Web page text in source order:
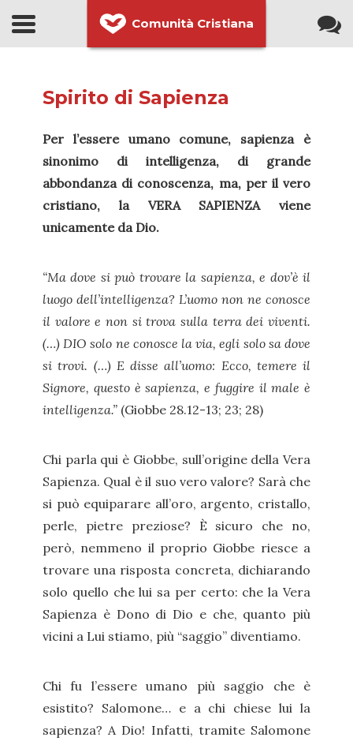
Comunità Cristiana
Spirito di Sapienza
Per l’essere umano comune, sapienza è
sinonimo di intelligenza, di grande
abbondanza di conoscenza, ma, per il vero
cristiano, la VERA SAPIENZA viene
unicamente da Dio.
“Ma dove si può trovare la sapienza, e dov’è il
luogo dell’intelligenza? L’uomo non ne conosce
il valore e non si trova sulla terra dei viventi.
(…) DIO solo ne conosce la via, egli solo sa dove
si trovi. (…) E disse all’uomo: Ecco, temere il
Signore, questo è sapienza, e fuggire il male è
intelligenza.” (Giobbe 28.12-13; 23; 28)
Chi parla qui è Giobbe, sull’origine della Vera
Sapienza. Qual è il suo vero valore? Sarà che
si può equiparare all’oro, argento, cristallo,
perle, pietre preziose? È sicuro che no,
però, nemmeno il proprio Giobbe riesce a
trovare una risposta concreta, dichiarando
solo quello che lui sa per certo: che la Vera
Sapienza è Dono di Dio e che, quanto più
vicini a Lui stiamo, più “saggio” diventiamo.
Chi fu l’essere umano più saggio che è
esistito? Salomone… e a chi chiese lui la
sapienza? A Dio! Infatti, tramite Salomone